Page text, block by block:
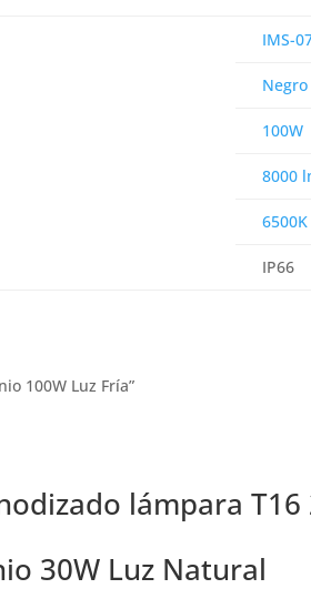
IMS-
Negro
100W
8000
6500K
IP66
100W Luz Fría”
lámpara T16
30W Luz Natural